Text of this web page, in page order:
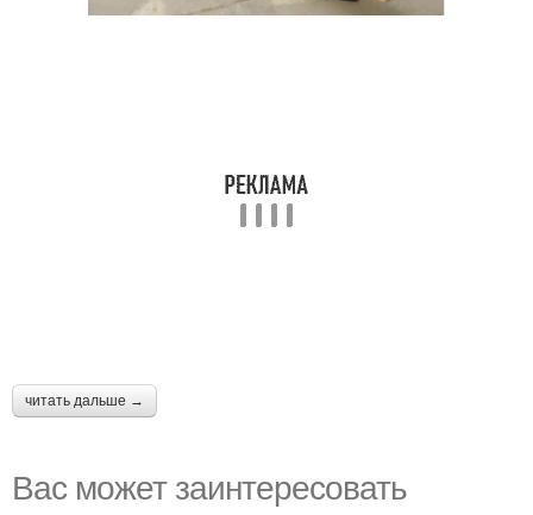
читать дальше →
Вас может заинтересовать